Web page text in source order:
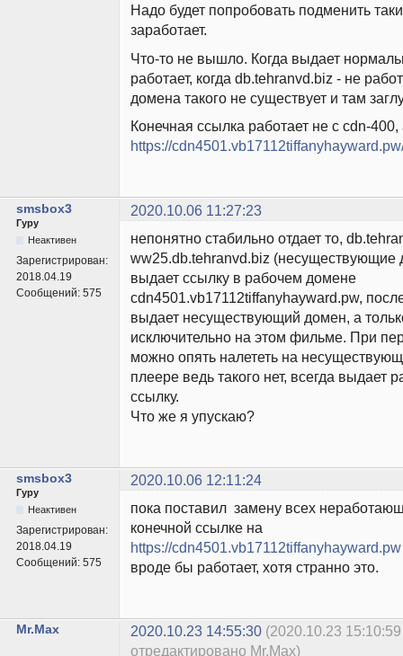
Надо будет попробовать подменить
заработает.
Что-то не вышло. Когда выдает
работает, когда db.tehranvd.biz - не
домена такого не существует и там
Конечная ссылка работает не с cdn-400,
https://
smsbox3 2020.10.06 11:27:23
Гуру
Неактивен
Зарегистрирован:
2018.04.19
Сообщений: 575
непонятно стабильно отдает то,
ww25.db.tehranvd.biz (несуществующие
выдает ссылку в рабочем домене
cdn4501.vb17112tiffanyhayward.pw,
выдает несуществующий домен, а
исключительно на этом фильме. При
можно опять налететь на
плеере ведь такого нет, всегда выдает
ссылку.
Что же я упускаю?
smsbox3 2020.10.06 12:11:24
Гуру
Неактивен
Зарегистрирован:
2018.04.19
Сообщений: 575
пока поставил замену всех
конечной ссылке на
https://cdn4501.vb17112tiffanyhayward.pw
вроде бы работает, хотя странно это.
Mr.Max 2020.10.23 14:55:30 (2020.10.23 15:10:59
отредактировано Mr.Max)